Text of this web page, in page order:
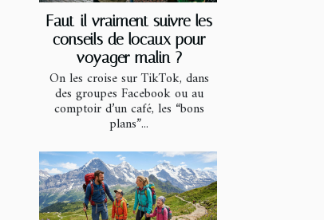
Faut-il vraiment suivre les
conseils de locaux pour
voyager malin ?
On les croise sur TikTok, dans
des groupes Facebook ou au
comptoir d’un café, les “bons
plans”...